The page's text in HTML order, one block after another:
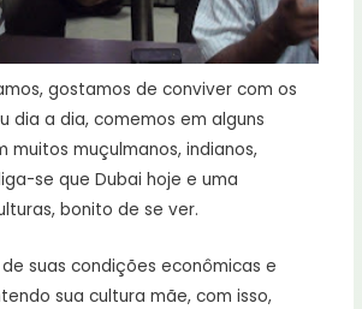
gostamos de conviver com os
dia a dia, comemos em alguns
muitos muçulmanos, indianos,
se que Dubai hoje e uma
bonito de se ver.
suas condições econômicas e
sua cultura mãe, com isso,